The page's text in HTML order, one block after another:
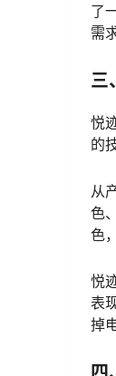
了
需
三
悦
的
从
色
色
悦
表
掉